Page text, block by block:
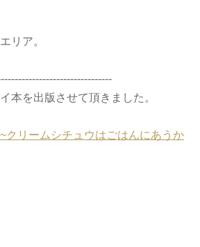
リア。
本を出版させて頂きました。
クリームシチュウはごはんにあうか